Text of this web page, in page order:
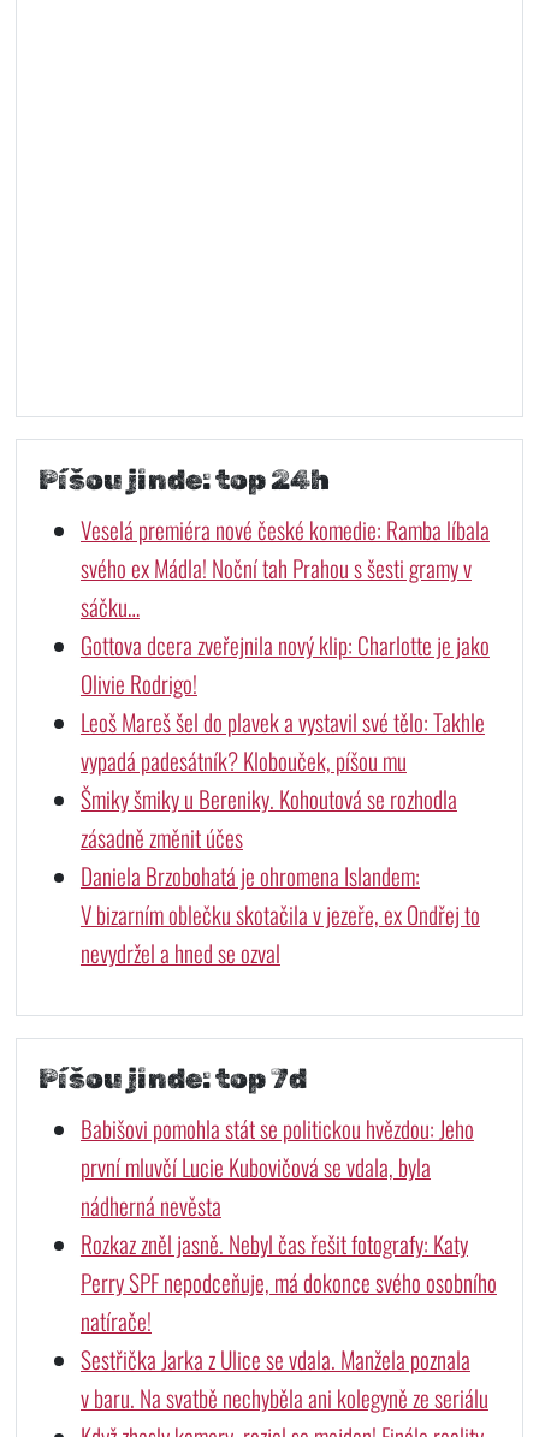
Píšou jinde: top 24h
Veselá premiéra nové české komedie: Ramba líbala
svého ex Mádla! Noční tah Prahou s šesti gramy v
sáčku…
Gottova dcera zveřejnila nový klip: Charlotte je jako
Olivie Rodrigo!
Leoš Mareš šel do plavek a vystavil své tělo: Takhle
vypadá padesátník? Klobouček, píšou mu
Šmiky šmiky u Bereniky. Kohoutová se rozhodla
zásadně změnit účes
Daniela Brzobohatá je ohromena Islandem:
V bizarním oblečku skotačila v jezeře, ex Ondřej to
nevydržel a hned se ozval
Píšou jinde: top 7d
Babišovi pomohla stát se politickou hvězdou: Jeho
první mluvčí Lucie Kubovičová se vdala, byla
nádherná nevěsta
Rozkaz zněl jasně. Nebyl čas řešit fotografy: Katy
Perry SPF nepodceňuje, má dokonce svého osobního
natírače!
Sestřička Jarka z Ulice se vdala. Manžela poznala
v baru. Na svatbě nechyběla ani kolegyně ze seriálu